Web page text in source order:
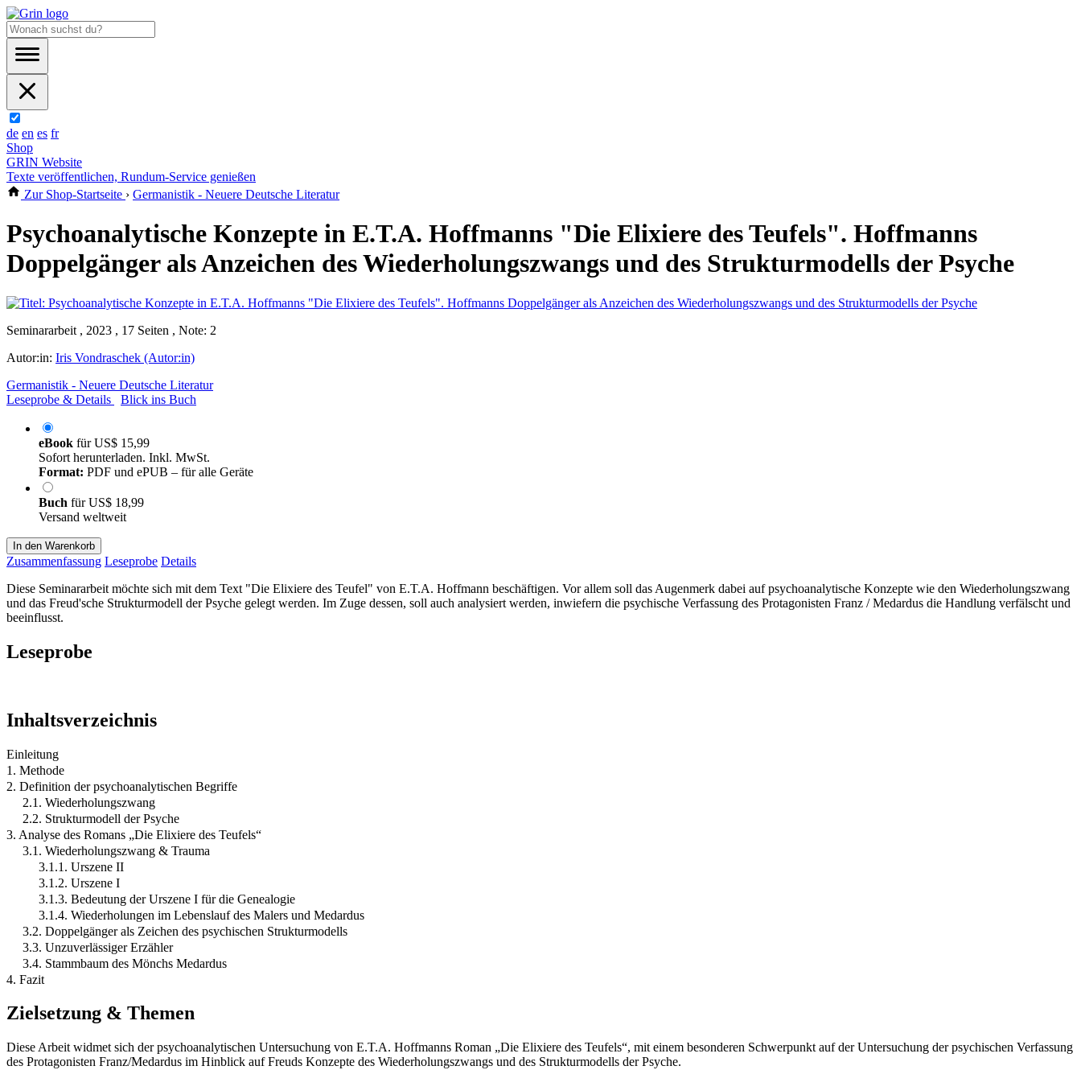
de en es fr
Shop
GRIN Website
Texte veröffentlichen, Rundum-Service genießen
Zur Shop-Startseite › Germanistik - Neuere Deutsche Literatur
Psychoanalytische Konzepte in E.T.A. Hoffmanns "Die Elixiere des Teufels". Hoffmanns
Doppelgänger als Anzeichen des Wiederholungszwangs und des Strukturmodells der Psyche
Seminararbeit , 2023 , 17 Seiten , Note: 2
Autor:in: Iris Vondraschek (Autor:in)
Germanistik - Neuere Deutsche Literatur
Leseprobe & Details
Blick ins Buch
eBook fürUS$ 15,99
Sofort herunterladen. Inkl. MwSt.
Format: PDF und ePUB – für alle Geräte
Buch fürUS$ 18,99
Versand weltweit
In den Warenkorb
Zusammenfassung Leseprobe Details
Diese Seminararbeit möchte sich mit dem Text "Die Elixiere des Teufel" von E.T.A. Hoffmann beschäftigen. Vor allem soll das Augenmerk dabei auf psychoanalytische Konzepte wie den Wiederholungszwang
und das Freud'sche Strukturmodell der Psyche gelegt werden. Im Zuge dessen, soll auch analysiert werden, inwiefern die psychische Verfassung des Protagonisten Franz / Medardus die Handlung verfälscht und
beeinflusst.
Leseprobe
Inhaltsverzeichnis
Einleitung
1. Methode
2. Definition der psychoanalytischen Begriffe
2.1. Wiederholungszwang
2.2. Strukturmodell der Psyche
3. Analyse des Romans „Die Elixiere des Teufels“
3.1. Wiederholungszwang & Trauma
3.1.1. Urszene II
3.1.2. Urszene I
3.1.3. Bedeutung der Urszene I für die Genealogie
3.1.4. Wiederholungen im Lebenslauf des Malers und Medardus
3.2. Doppelgänger als Zeichen des psychischen Strukturmodells
3.3. Unzuverlässiger Erzähler
3.4. Stammbaum des Mönchs Medardus
4. Fazit
Zielsetzung & Themen
Diese Arbeit widmet sich der psychoanalytischen Untersuchung von E.T.A. Hoffmanns Roman „Die Elixiere des Teufels“, mit einem besonderen Schwerpunkt auf der Untersuchung der psychischen Verfassung
des Protagonisten Franz/Medardus im Hinblick auf Freuds Konzepte des Wiederholungszwangs und des Strukturmodells der Psyche.